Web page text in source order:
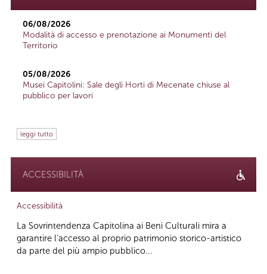
06/08/2026
Modalità di accesso e prenotazione ai Monumenti del
Territorio
05/08/2026
Musei Capitolini: Sale degli Horti di Mecenate chiuse al
pubblico per lavori
leggi tutto
ACCESSIBILITÀ
Accessibilità
La Sovrintendenza Capitolina ai Beni Culturali mira a
garantire l’accesso al proprio patrimonio storico-artistico
da parte del più ampio pubblico...